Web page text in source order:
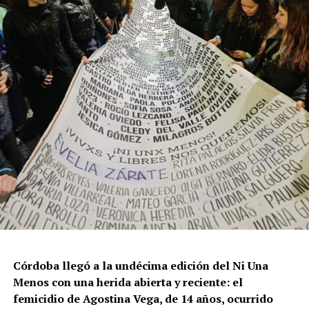
Por Francisco Pandolfi
Córdoba llegó a la undécima edición del Ni Una
Menos con una herida abierta y reciente: el
femicidio de Agostina Vega, de 14 años, ocurrido